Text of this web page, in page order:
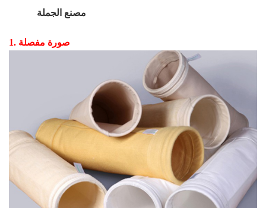
1. صورة مفصلة